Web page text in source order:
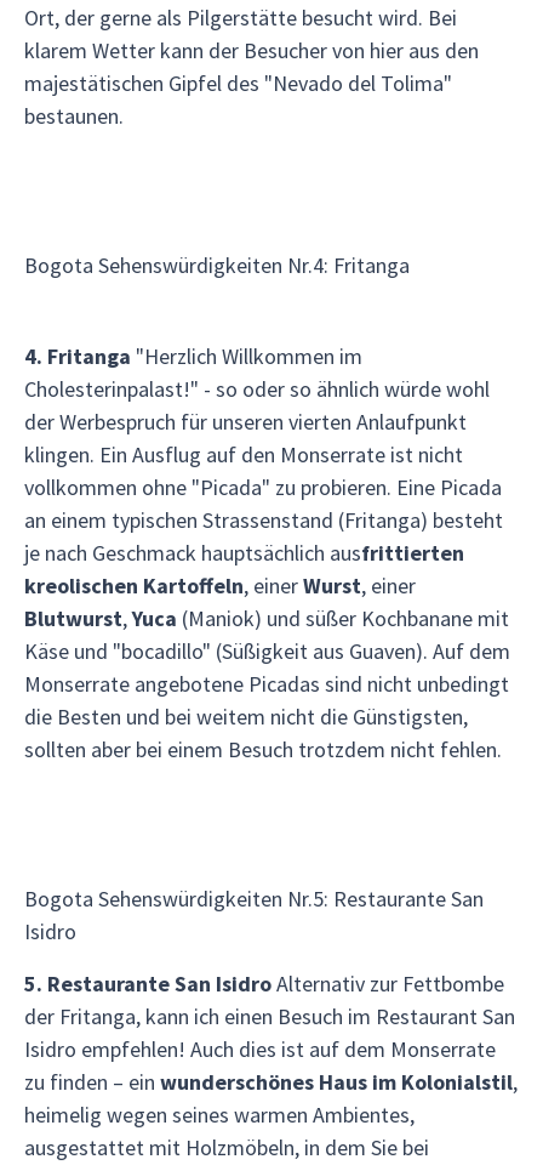
Ort, der gerne als Pilgerstätte besucht wird. Bei
klarem Wetter kann der Besucher von hier aus den
majestätischen Gipfel des "Nevado del Tolima"
bestaunen.
Bogota Sehenswürdigkeiten Nr.4: Fritanga
4. Fritanga "Herzlich Willkommen im
Cholesterinpalast!" - so oder so ähnlich würde wohl
der Werbespruch für unseren vierten Anlaufpunkt
klingen. Ein Ausflug auf den Monserrate ist nicht
vollkommen ohne "Picada" zu probieren. Eine Picada
an einem typischen Strassenstand (Fritanga) besteht
je nach Geschmack hauptsächlich ausfrittierten
kreolischen Kartoffeln, einerWurst, einer
Blutwurst,Yuca (Maniok) und süßer Kochbanane mit
Käse und "bocadillo" (Süßigkeit aus Guaven). Auf dem
Monserrate angebotene Picadas sind nicht unbedingt
die Besten und bei weitem nicht die Günstigsten,
sollten aber bei einem Besuch trotzdem nicht fehlen.
Bogota Sehenswürdigkeiten Nr.5: Restaurante San
Isidro
5. Restaurante San IsidroAlternativ zur Fettbombe
der Fritanga, kann ich einen Besuch im Restaurant San
Isidro empfehlen! Auch dies ist auf dem Monserrate
zu finden – ein wunderschönes Haus im Kolonialstil,
heimelig wegen seines warmen Ambientes,
ausgestattet mit Holzmöbeln, in dem Sie bei